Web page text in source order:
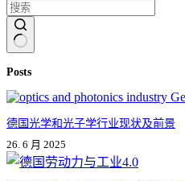
果
Posts
德国光学和光子学行业现状及前景
26. 6 月 2025